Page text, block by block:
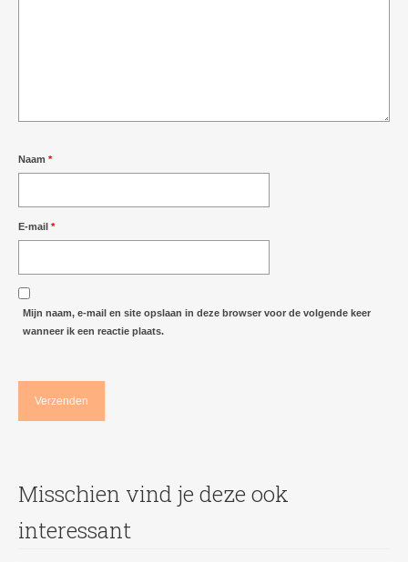
Naam *
E-mail *
Mijn naam, e-mail en site opslaan in deze browser voor de volgende keer
wanneer ik een reactie plaats.
Misschien vind je deze ook
interessant